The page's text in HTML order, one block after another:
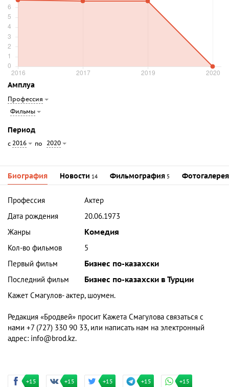
Амплуа
Профессия
Фильмы
Период
с 2016 по 2020
Биография Новости 14 Фильмография 5 Фотогалерея
Профессия
Актер
Дата рождения
20.06.1973
Жанры
Комедия
Кол-во фильмов
5
Первый фильм
Бизнес по-казахски
Последний фильм
Бизнес по-казахски в Турции
Кажет Смагулов- актер, шоумен.
Редакция «Бродвей» просит Кажета Смагулова связаться с
нами +7 (727) 330 90 33, или написать нам на электронный
адрес: info@brod.kz.
+15 +15 +15 +15 +15